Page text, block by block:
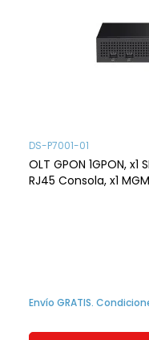
DS-P7001-01
OLT GPON 1GPON, x1
RJ45 Consola, x1
Envío GRATIS.